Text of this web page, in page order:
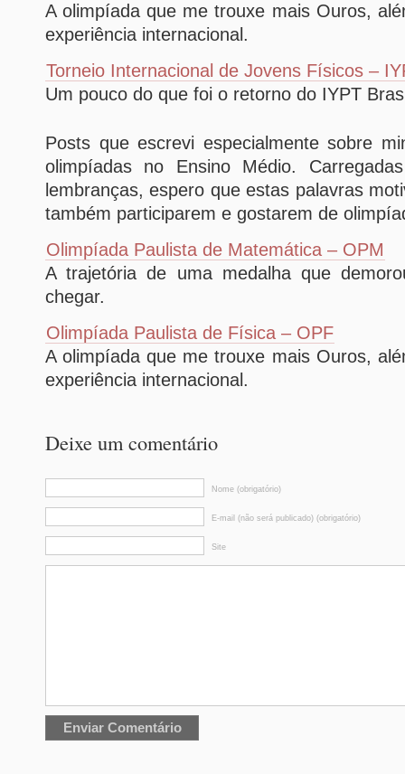
A olimpíada que me trouxe mais Ouros,
experiência internacional.
Torneio Internacional de Jovens Físicos –
Um pouco do que foi o retorno do IYPT
Posts que escrevi especialmente sobre
olimpíadas no Ensino Médio.
lembranças, espero que estas palavras
também participarem e gostarem de
Olimpíada Paulista de Matemática – OPM
A trajetória de uma medalha que
chegar.
Olimpíada Paulista de Física – OPF
A olimpíada que me trouxe mais Ouros,
experiência internacional.
Deixe um comentário
Nome (obrigatório)
E-mail (não será publicado) (obrigatório)
Site